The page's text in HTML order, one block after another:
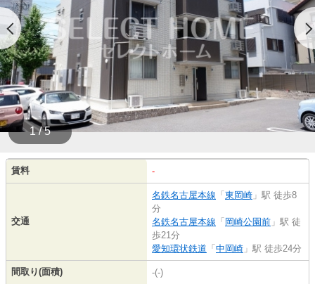
1 / 5
賃料 -
交通
名鉄名古屋本線 「 東岡崎 」駅 徒歩8
分
名鉄名古屋本線 「 岡崎公園前 」駅 徒
歩21分
愛知環状鉄道 「 中岡崎 」駅 徒歩24分
間取り(面積) -(-)